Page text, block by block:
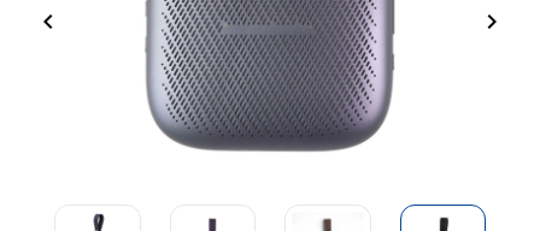
chevron_right
chevron_left